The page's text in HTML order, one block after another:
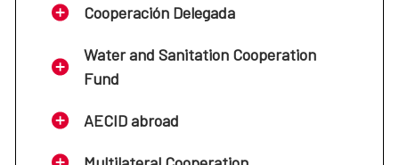
Cooperación Delegada
Water and Sanitation Cooperation
Fund
AECID abroad